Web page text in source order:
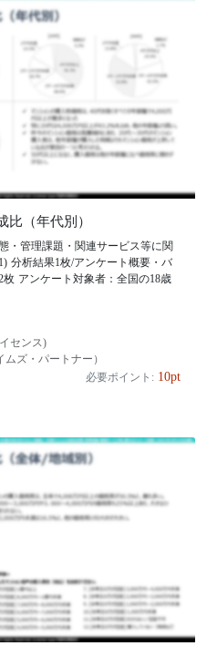
比（年代別）
・管理課題・関連サービス等に関
分析結果1枚/アンケート概要・バ
アンケート対象者：全国の18歳
センス)
ズ・パートナー）
必要ポイント: 10pt